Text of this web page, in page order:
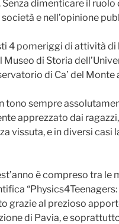
dimenticare il
e nell’opinione
4 pomeriggi di attività
Museo di Storia
di Ca’ del
tono sempre
apprezzato dai
vissuta, e in diversi
è compreso tra
grazie al prezioso
di Pavia, e